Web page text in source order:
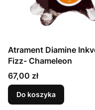
Atrament Diamine
Fizz- Chameleon
Cena
67,00 zł
Do koszyka